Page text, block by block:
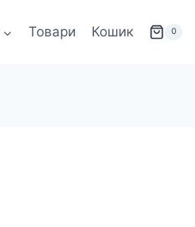
Товари Кошик 0